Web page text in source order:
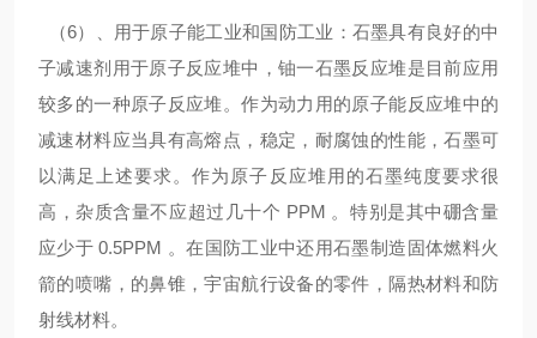
（6）、用于原子能工业和国防工业：石墨具有良好的中
子减速剂用于原子反应堆中，铀一石墨反应堆是目前应用
较多的一种原子反应堆。作为动力用的原子能反应堆中的
减速材料应当具有高熔点，稳定，耐腐蚀的性能，石墨可
以满足上述要求。作为原子反应堆用的石墨纯度要求很
高，杂质含量不应超过几十个 PPM 。特别是其中硼含量
应少于 0.5PPM 。在国防工业中还用石墨制造固体燃料火
箭的喷嘴，的鼻锥，宇宙航行设备的零件，隔热材料和防
射线材料。